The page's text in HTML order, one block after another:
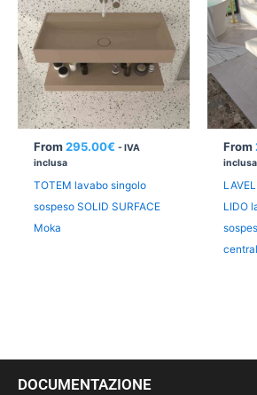
From 295.00€ - IVA
inclusa
TOTEM lavabo singolo
sospeso SOLID SURFACE
Moka
From
inclusa
LIDO
DOCUMENTAZIONE